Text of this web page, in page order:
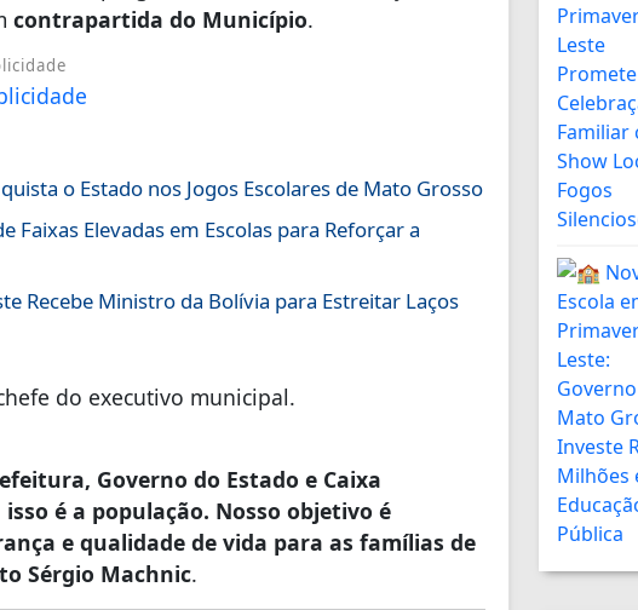
contrapartida do Município.
o Estado nos Jogos Escolares de Mato Grosso
Elevadas em Escolas para Reforçar a
Recebe Ministro da Bolívia para Estreitar Laços
do executivo municipal.
Governo do Estado e Caixa
é a população. Nosso objetivo é
e qualidade de vida para as famílias de
Sérgio Machnic.